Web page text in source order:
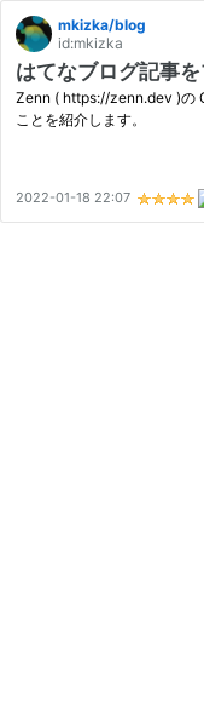
mkizka/blog
id:mkizka
はてなブログ記事
Zenn ( https://zenn.dev )の
ことを紹介します。
2022-01-18 22:07